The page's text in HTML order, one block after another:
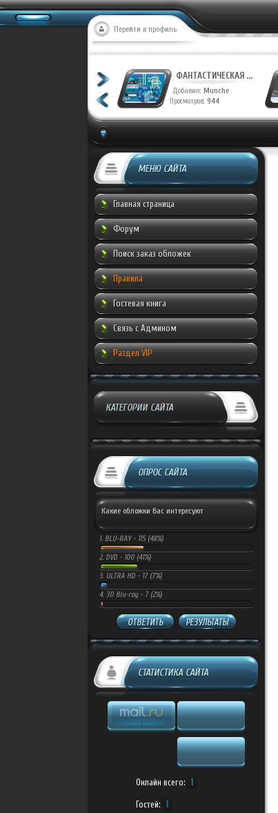
Перейти в профиль
ФАНТАСТИЧЕСКАЯ ...
Добавил: Munche
Просмотров: 944
МЕНЮ САЙТА
Главная страница
Форум
Поиск заказ обложек
Правила
Гостевая книга
Связь с Админом
Раздел VIP
КАТЕГОРИИ САЙТА
ОПРОС САЙТА
Какие обложки Вас интересуют
1. BLU-RAY - 115 (48%)
2. DVD - 100 (41%)
3. ULTRA HD - 17 (7%)
4. 3D Blu-ray - 7 (2%)
ОТВЕТИТЬ РЕЗУЛЬТАТЫ
СТАТИСТИКА САЙТА
Онлайн всего: 1
Гостей: 1